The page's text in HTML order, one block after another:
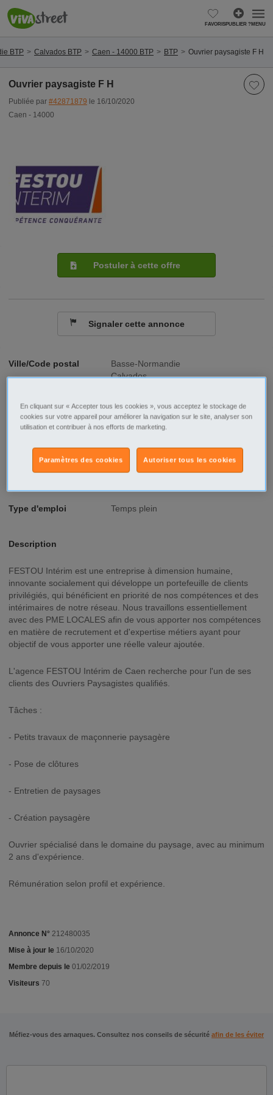
FAVORISPUBLIER ?MENU
BTP Calvados BTP Caen - 14000 BTP BTP Ouvrier paysagiste F H
Ouvrier paysagiste F H
Publiée par #42871879 le 16/10/2020
Caen - 14000
Ville/Code postal
Basse-Normandie
Calvados
Raison sociale Festou
Fonction BTP
Type d'emploi Temps plein
Description
FESTOU Intérim est une entreprise à dimension humaine,
innovante socialement qui développe un portefeuille de clients
privilégiés, qui bénéficient en priorité de nos compétences et des
intérimaires de notre réseau. Nous travaillons essentiellement
avec des PME LOCALES afin de vous apporter nos compétences
en matière de recrutement et d'expertise métiers ayant pour
objectif de vous apporter une réelle valeur ajoutée.
L'agence FESTOU Intérim de Caen recherche pour l'un de ses
clients des Ouvriers Paysagistes qualifiés.
Tâches :
- Petits travaux de maçonnerie paysagère
- Pose de clôtures
- Entretien de paysages
- Création paysagère
Ouvrier spécialisé dans le domaine du paysage, avec au minimum
2 ans d'expérience.
Rémunération selon profil et expérience.
Annonce N° 212480035
Mise à jour le 16/10/2020
Membre depuis le 01/02/2019
Visiteurs 70
Méfiez-vous des arnaques. Consultez nos conseils de sécurité afin de les éviter
Postuler à cette offre
Signaler cette annonce
En cliquant sur « Accepter tous les cookies », vous acceptez le stockage de
cookies sur votre appareil pour améliorer la navigation sur le site, analyser son
utilisation et contribuer à nos efforts de marketing.
Autoriser tous les cookies
Paramètres des cookies